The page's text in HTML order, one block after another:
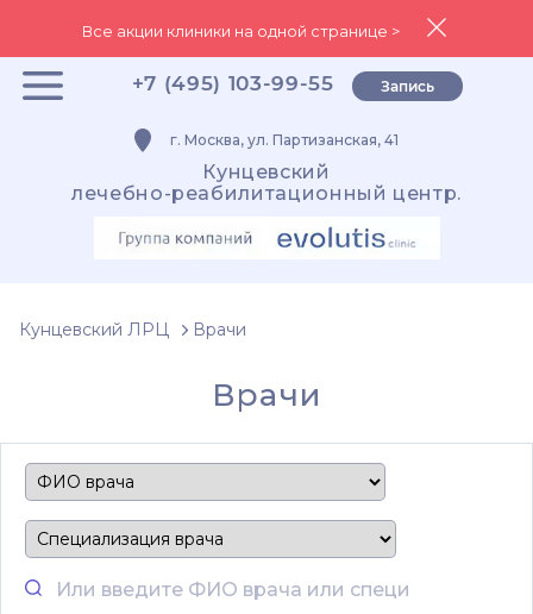
Все акции клиники на одной странице >
+7 (495) 103-99-55 Запись
г. Москва, ул. Партизанская, 41
Кунцевский
лечебно-реабилитационный центр.
Кунцевский ЛРЦ Врачи
Врачи